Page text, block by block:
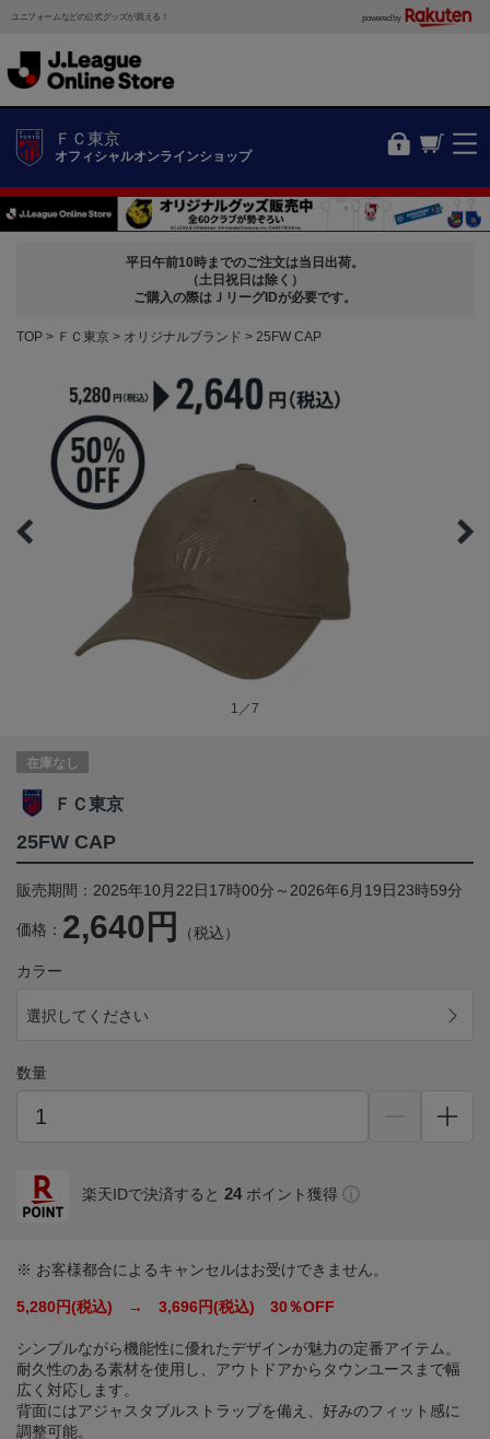
ユニフォームなどの公式グッズが買える！ powered by
ＦＣ東京
オフィシャルオンラインショップ
平日午前10時までのご注文は当日出荷。
（土日祝日は除く）
ご購入の際はＪリーグIDが必要です。
TOP ＦＣ東京 オリジナルブランド 25FW CAP
1／7
在庫なし
ＦＣ東京
25FW CAP
販売期間：2025年10月22日17時00分～2026年6月19日23時59分
価格： 2,640円 （税込）
カラー
選択してください
数量
楽天IDで決済すると 24 ポイント獲得
※ お客様都合によるキャンセルはお受けできません。
5,280円(税込) → 3,696円(税込) 30％OFF
シンプルながら機能性に優れたデザインが魅力の定番アイテム。
耐久性のある素材を使用し、アウトドアからタウンユースまで幅
広く対応します。
背面にはアジャスタブルストラップを備え、好みのフィット感に
調整可能。